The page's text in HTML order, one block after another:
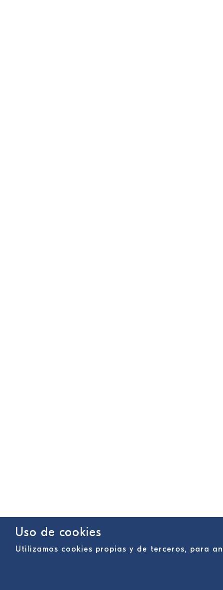
Uso de cookies
Utilizamos cookies propias y de terceros, para